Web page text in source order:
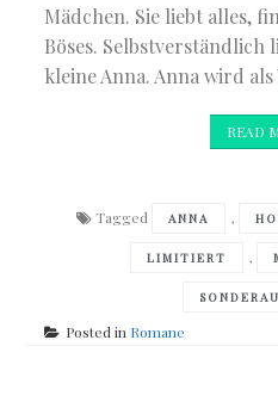
Mädchen. Sie liebt alles,
Böses. Selbstverständlich
kleine Anna. Anna wird als
READ
Tagged ANNA ,
LIMITIERT ,
Posted in Romane